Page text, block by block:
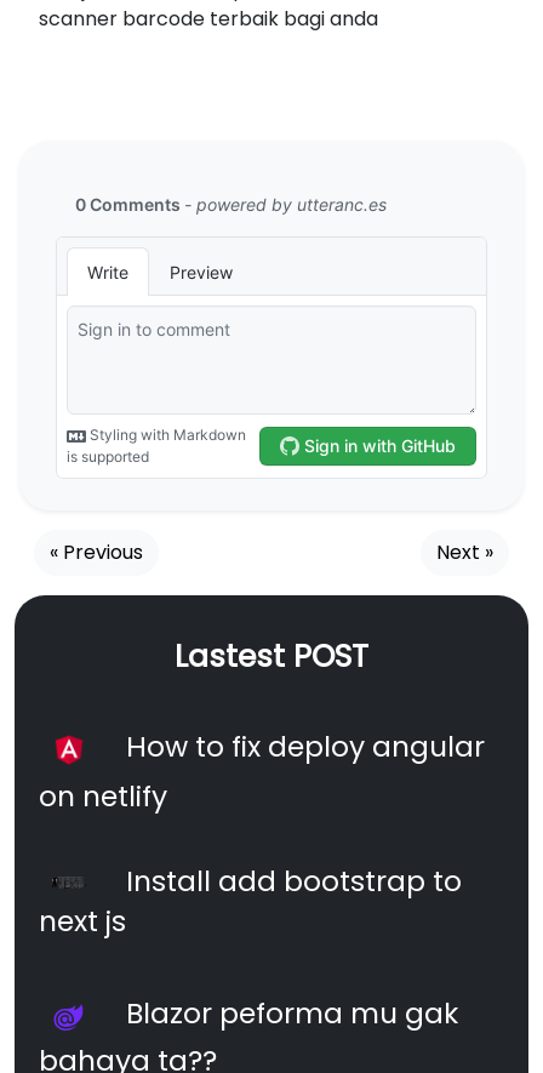
scanner barcode terbaik bagi anda
« Previous Next »
Lastest POST
How to fix deploy angular
on netlify
Install add bootstrap to
next js
Blazor peforma mu gak
bahaya ta??